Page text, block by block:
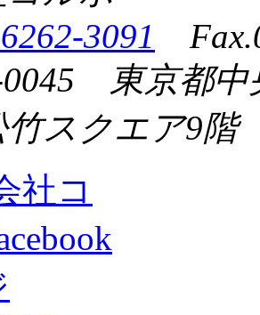
3091
0045 東京都中
竹スクエア9階